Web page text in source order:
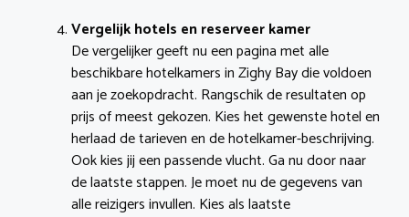
Vergelijk hotels en reserveer kamer
De vergelijker geeft nu een pagina met alle
beschikbare hotelkamers in Zighy Bay die voldoen
aan je zoekopdracht. Rangschik de resultaten op
prijs of meest gekozen. Kies het gewenste hotel en
herlaad de tarieven en de hotelkamer-beschrijving.
Ook kies jij een passende vlucht. Ga nu door naar
de laatste stappen. Je moet nu de gegevens van
alle reizigers invullen. Kies als laatste